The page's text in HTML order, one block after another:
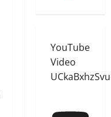
YouTube
Video